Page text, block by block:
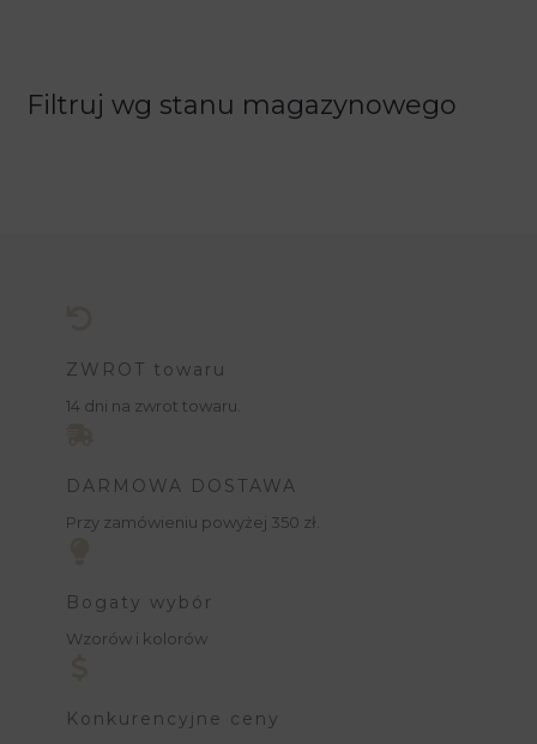
Filtruj wg stanu magazynowego
ZWROT towaru
14 dni na zwrot towaru.
DARMOWA DOSTAWA
Przy zamówieniu powyżej 350 zł.
Bogaty wybór
Wzorów i kolorów
Konkurencyjne ceny